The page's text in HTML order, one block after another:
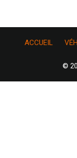
ACCUEIL
©